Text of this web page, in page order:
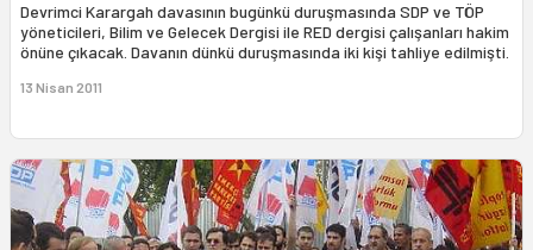
Devrimci Karargah davasının bugünkü duruşmasında SDP ve TÖP
yöneticileri, Bilim ve Gelecek Dergisi ile RED dergisi çalışanları hakim
önüne çıkacak. Davanın dünkü duruşmasında iki kişi tahliye edilmişti.
13 Nisan 2011